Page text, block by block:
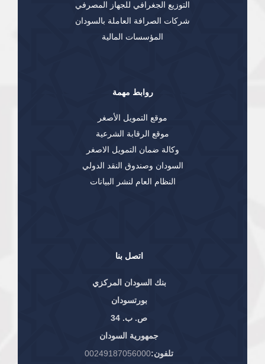
اتصل بنا
بنك السودان المركزي
بورتسودان
ص. ب. 34
جمهورية السودان
تلفون:00249187056000
التوزيع الجغرافي للجهاز المصرفي
شركات الصرافة العاملة بالسودان
المؤسسات المالية
روابط مهمة
موقع التمويل الأصغر
موقع الرقابة الشرعية
وكالة ضمان التمويل الاصغر
السودان وصندوق النقد الدولي
النظام العام لنشر البيانات